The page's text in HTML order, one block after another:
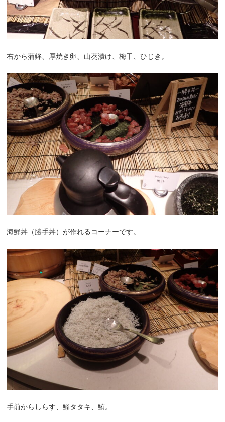
右から蒲鉾、厚焼き卵、山葵漬け、梅干、ひじき。
海鮮丼（勝手丼）が作れるコーナーです。
手前からしらす、鯵タタキ、鮪。